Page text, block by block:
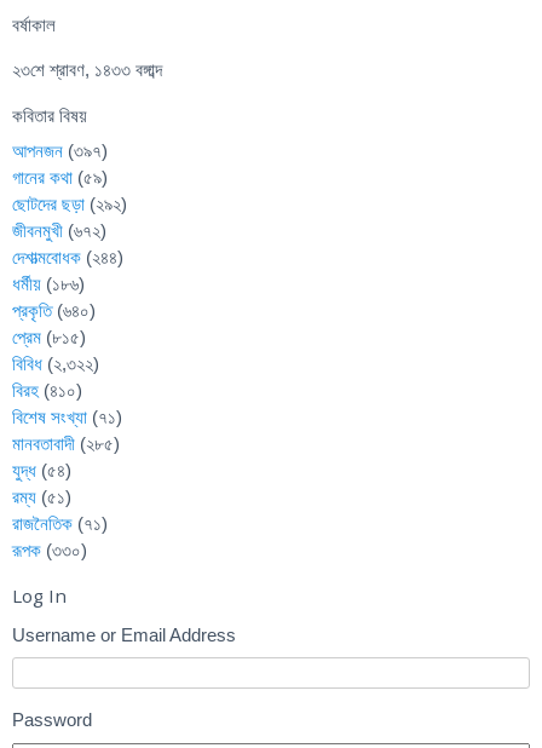
বর্ষাকাল
২৩শে শ্রাবণ, ১৪৩৩ বঙ্গাব্দ
কবিতার বিষয়
আপনজন (৩৯৭)
গানের কথা (৫৯)
ছোটদের ছড়া (২৯২)
জীবনমুখী (৬৭২)
দেশাত্মবোধক (২৪৪)
ধর্মীয় (১৮৬)
প্রকৃতি(৬৪০)
প্রেম (৮১৫)
বিবিধ (২,৩২২)
বিরহ (৪১০)
বিশেষ সংখ্যা (৭১)
মানবতাবাদী (২৮৫)
যুদ্ধ (৫৪)
রম্য (৫১)
রাজনৈতিক (৭১)
রূপক (৩৩০)
Log In
Username or Email Address
Password